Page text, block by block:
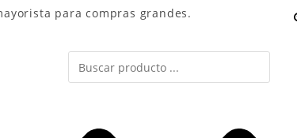
para compras grandes.